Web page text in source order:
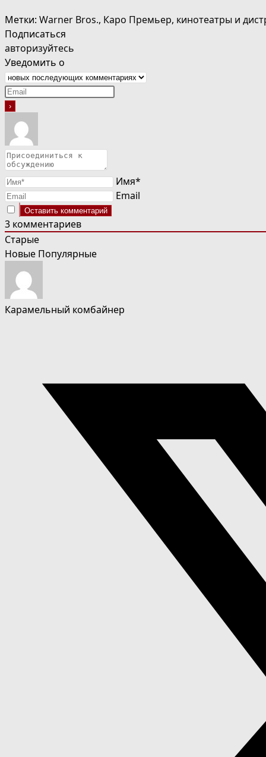
Метки: Warner Bros., Каро Премьер, кинотеатры и
Подписаться
авторизуйтесь
Уведомить о
Имя*
Email
3 комментариев
Старые
Новые Популярные
Карамельный комбайнер